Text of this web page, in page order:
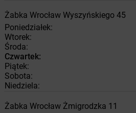
Żabka Wrocław Wyszyńskiego 45
Poniedziałek:
Wtorek:
Środa:
Czwartek:
Piątek:
Sobota:
Niedziela:
Żabka Wrocław Żmigrodzka 11